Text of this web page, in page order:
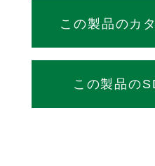
この製品のカ
この製品の